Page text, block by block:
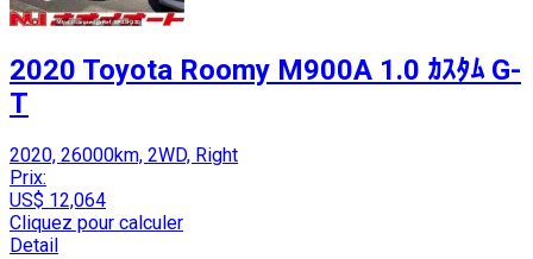
2020 Toyota Roomy M900A 1.0 ｶｽﾀﾑ G-
T
2020, 26000km, 2WD, Right
Prix:
US$ 12,064
Cliquez pour calculer
Detail